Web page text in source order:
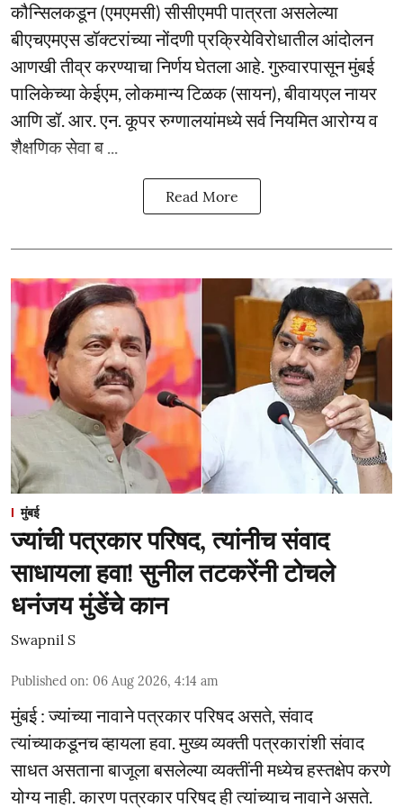
कौन्सिलकडून (एमएमसी) सीसीएमपी पात्रता असलेल्या
बीएचएमएस डॉक्टरांच्या नोंदणी प्रक्रियेविरोधातील आंदोलन
आणखी तीव्र करण्याचा निर्णय घेतला आहे. गुरुवारपासून मुंबई
पालिकेच्या केईएम, लोकमान्य टिळक (सायन), बीवायएल नायर
आणि डॉ. आर. एन. कूपर रुग्णालयांमध्ये सर्व नियमित आरोग्य व
शैक्षणिक सेवा ब ...
Read More
मुंबई
ज्यांची पत्रकार परिषद, त्यांनीच संवाद
साधायला हवा! सुनील तटकरेंनी टोचले
धनंजय मुंडेंचे कान
Swapnil S
Published on: 06 Aug 2026, 4:14 am
मुंबई : ज्यांच्या नावाने पत्रकार परिषद असते, संवाद
त्यांच्याकडूनच व्हायला हवा. मुख्य व्यक्ती पत्रकारांशी संवाद
साधत असताना बाजूला बसलेल्या व्यक्तींनी मध्येच हस्तक्षेप करणे
योग्य नाही. कारण पत्रकार परिषद ही त्यांच्याच नावाने असते.